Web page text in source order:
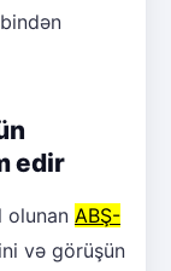
edir
olunan ABŞ-
və görüşün